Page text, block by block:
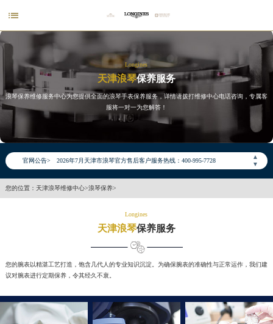

Longines
天津浪琴保养服务
浪琴保养维修服务中心为您提供全面的浪琴手表保养服务，详情请拨打维修中心电话咨询，专属客
服将一对一为您解答！
官网公告>
▲
▼
您的位置： 天津浪琴维修中心>浪琴保养>
Longines
天津浪琴保养服务
您的腕表以精湛工艺打造，饱含几代人的专业知识沉淀。为确保腕表的准确性与正常运作，我们建
议对腕表进行定期保养，令其经久不衰。